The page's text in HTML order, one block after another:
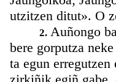
utzitzen ditut». O
2. Auñongo
bere gorputza
ta egun